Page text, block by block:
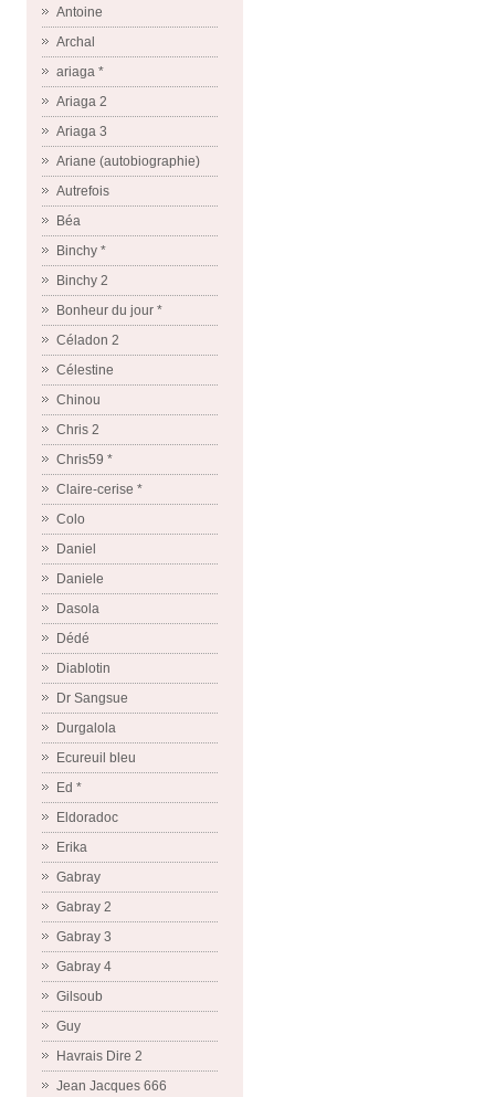
Antoine
Archal
ariaga *
Ariaga 2
Ariaga 3
Ariane (autobiographie)
Autrefois
Béa
Binchy *
Binchy 2
Bonheur du jour *
Céladon 2
Célestine
Chinou
Chris 2
Chris59 *
Claire-cerise *
Colo
Daniel
Daniele
Dasola
Dédé
Diablotin
Dr Sangsue
Durgalola
Ecureuil bleu
Ed *
Eldoradoc
Erika
Gabray
Gabray 2
Gabray 3
Gabray 4
Gilsoub
Guy
Havrais Dire 2
Jean Jacques 666